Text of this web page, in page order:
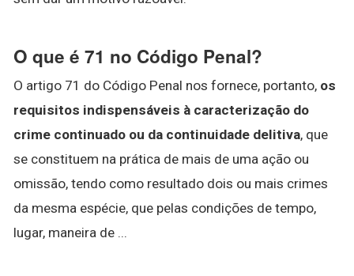
O que é 71 no Código Penal?
O artigo 71 do Código Penal nos fornece, portanto, os
requisitos indispensáveis à caracterização do
crime continuado ou da continuidade delitiva, que
se constituem na prática de mais de uma ação ou
omissão, tendo como resultado dois ou mais crimes
da mesma espécie, que pelas condições de tempo,
lugar, maneira de ...